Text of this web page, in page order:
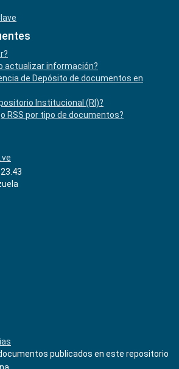
actualizar información?
de Depósito de documentos en
Institucional (RI)?
RSS por tipo de documentos?
publicados en este repositorio